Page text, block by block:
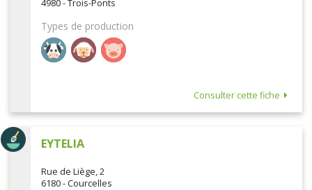
4980 - Trois-Ponts
Types de production
Consulter cette fiche
EYTELIA
Rue de Liège, 2
6180 - Courcelles